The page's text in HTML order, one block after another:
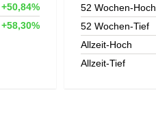
+50,84%
+58,30%
52 Wochen-Hoch
52 Wochen-Tief
Allzeit-Hoch
Allzeit-Tief